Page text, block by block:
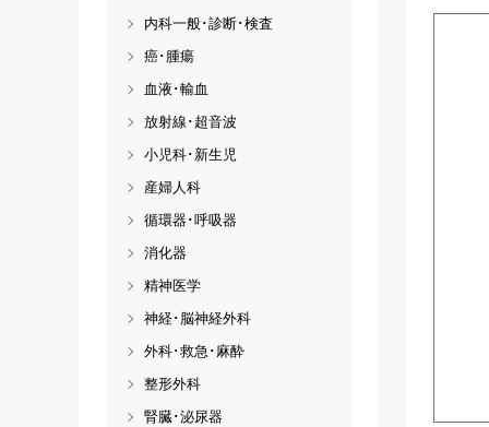
内科一般･診断･検査
癌･腫瘍
血液･輸血
放射線･超音波
小児科･新生児
産婦人科
循環器･呼吸器
消化器
精神医学
神経･脳神経外科
外科･救急･麻酔
整形外科
腎臓･泌尿器